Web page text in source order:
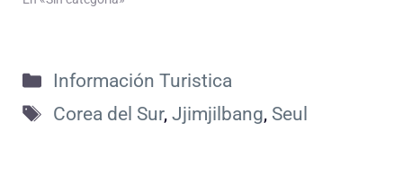
Categorías
Información Turistica
Etiquetas
Corea del Sur, Jjimjilbang, Seul